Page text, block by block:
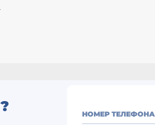
НОМЕР